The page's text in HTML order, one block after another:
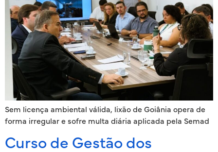
Sem licença ambiental válida, lixão de Goiânia opera de
forma irregular e sofre multa diária aplicada pela Semad
Curso de Gestão dos